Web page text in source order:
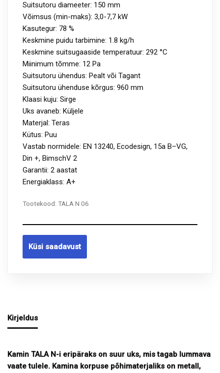
Suitsutoru diameeter: 150 mm
Võimsus (min-maks): 3,0-7,7 kW
Kasutegur: 78 %
Keskmine puidu tarbimine: 1.8 kg/h
Keskmine suitsugaaside temperatuur: 292 °C
Miinimum tõmme: 12 Pa
Suitsutoru ühendus: Pealt või Tagant
Suitsutoru ühenduse kõrgus: 960 mm
Klaasi kuju: Sirge
Uks avaneb: Küljele
Materjal: Teras
Kütus: Puu
Vastab normidele: EN 13240, Ecodesign, 15a B–VG,
Din +, BimschV 2
Garantii: 2 aastat
Energiaklass: A+
Tootekood: TALA N 06
Küsi saadavust
Kirjeldus
Kamin TALA N-i eripäraks on suur uks, mis tagab lummava
vaate tulele. Kamina korpuse põhimaterjaliks on metall,